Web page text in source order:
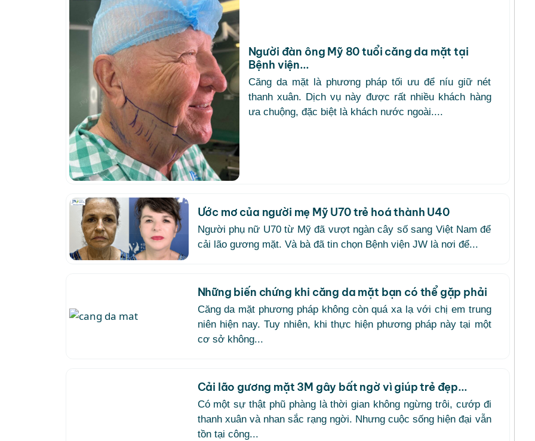
Người đàn ông Mỹ 80 tuổi căng da mặt tại
Bệnh viện...
Căng da mặt là phương pháp tối ưu để níu giữ nét
thanh xuân. Dịch vụ này được rất nhiều khách hàng
ưa chuộng, đặc biệt là khách nước ngoài....
Ước mơ của người mẹ Mỹ U70 trẻ hoá thành U40
Người phụ nữ U70 từ Mỹ đã vượt ngàn cây số sang Việt Nam để
cải lão gương mặt. Và bà đã tin chọn Bệnh viện JW là nơi để...
Những biến chứng khi căng da mặt bạn có thể gặp phải
Căng da mặt phương pháp không còn quá xa lạ với chị em trung
niên hiện nay. Tuy nhiên, khi thực hiện phương pháp này tại một
cơ sở không...
Cải lão gương mặt 3M gây bất ngờ vì giúp trẻ đẹp...
Có một sự thật phũ phàng là thời gian không ngừng trôi, cướp đi
thanh xuân và nhan sắc rạng ngời. Nhưng cuộc sống hiện đại vẫn
tồn tại công...